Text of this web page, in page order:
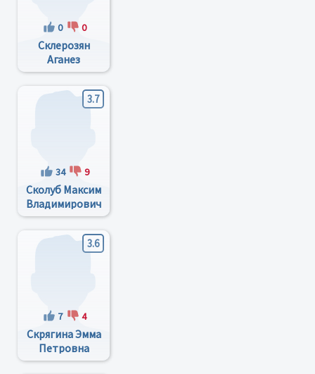
0 0
Склерозян
Аганез
Абдулович
3.7
34 9
Сколуб Максим
Владимирович
3.6
7 4
Скрягина Эмма
Петровна